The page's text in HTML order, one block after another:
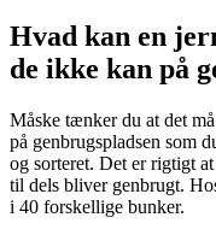
Hvad kan en
de ikke kan på
Måske tænker du at det
på genbrugspladsen som
og sorteret. Det er rigtigt
til dels bliver genbrugt.
i 40 forskellige bunker.